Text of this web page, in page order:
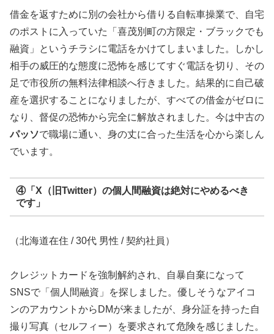
借金を返すために別の会社から借りる自転車操業で、自宅
のポストに入っていた「喜茂別町の方限定・ブラックでも
融資」というチラシに電話をかけてしまいました。しかし
相手の威圧的な態度に恐怖を感じてすぐ電話を切り、その
足で市役所の無料法律相談へ行きました。結果的に自己破
産を選択することになりましたが、すべての借金がゼロに
なり、督促の恐怖から完全に解放されました。今は中古の
パッソで職場に通い、身の丈に合った生活を心から楽しん
でいます。
④「X（旧Twitter）の個人間融資は絶対にやめるべき
です」
（北海道在住 / 30代 男性 / 契約社員）
クレジットカードを強制解約され、自暴自棄になって
SNSで「個人間融資」を探しました。優しそうなアイコ
ンのアカウントからDMが来ましたが、身分証を持った自
撮り写真（セルフィー）を要求されて危険を感じました。